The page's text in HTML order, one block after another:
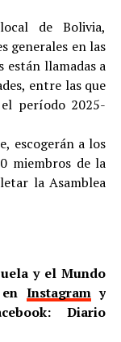
de Bolivia,
generales en las
están llamadas a
entre las que
período 2025-
escogerán a los
miembros de la
la Asamblea
y el Mundo
Instagramy
Diario